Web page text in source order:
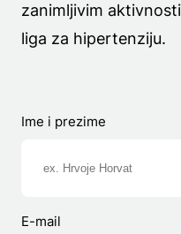
zanimljivim
liga za hipertenziju.
Ime i prezime
E-mail